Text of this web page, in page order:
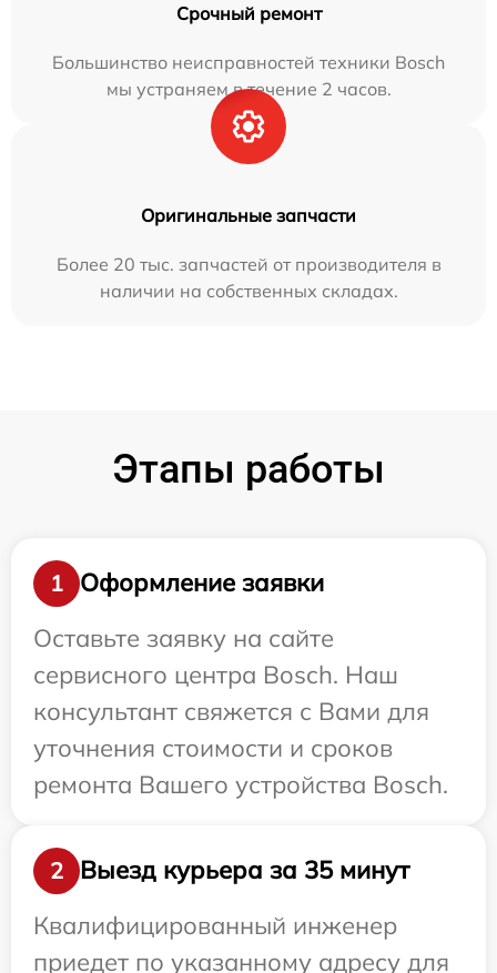
Срочный ремонт
Большинство неисправностей техники Bosch
мы устраняем в течение 2 часов.
Оригинальные запчасти
Более 20 тыс. запчастей от производителя в
наличии на собственных складах.
Этапы работы
1
Оформление заявки
Оставьте заявку на сайте
сервисного центра Bosch. Наш
консультант свяжется с Вами для
уточнения стоимости и сроков
ремонта Вашего устройства Bosch.
2
Выезд курьера за 35 минут
Квалифицированный инженер
приедет по указанному адресу для